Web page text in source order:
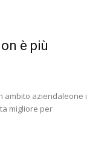
è più
ambito aziendaleone i
migliore per